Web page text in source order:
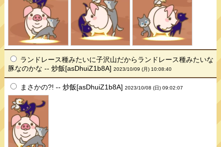
ランドレース種みたいに子沢山だからランドレース種みたいな
豚なのかな -- 炒飯[asDhuiZ1b8A]2023/10/09 (月) 10:08:40
まさかの?! -- 炒飯[asDhuiZ1b8A]2023/10/08 (日) 09:02:07